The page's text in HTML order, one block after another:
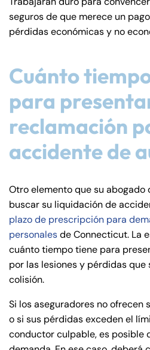
seguros de que merece un
pérdidas económicas y no
Cuánto
para
reclamación
accidente de
Otro elemento que su abogado
buscar su liquidación de
plazo de prescripción para
personalesde Connecticut. La
cuánto tiempo tiene para
por las lesiones y pérdidas que
colisión.
Si los aseguradores no ofrecen
o si sus pérdidas exceden el
conductor culpable, es posible
Farmington -
Answering Service
24/7
Monday
Tuesday
Wednesday
Thursday
Saturday
Sunday
Enfield - Hours
Answering Service
24/7
Monday
Tuesday
Wednesday
Thursday
Saturday
Sunday